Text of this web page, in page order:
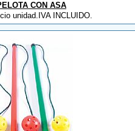
CON ASA
unidad.IVA INCLUIDO.